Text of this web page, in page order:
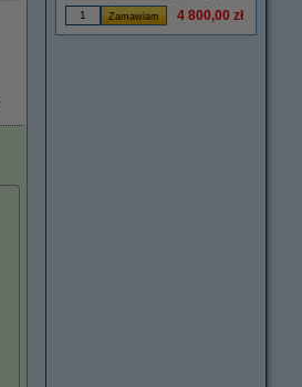
4 800,00 zł